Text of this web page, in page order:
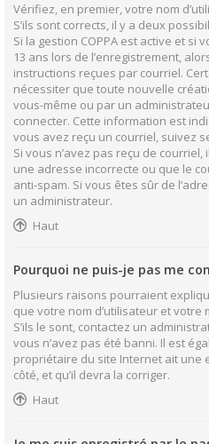
Vérifiez, en premier, votre nom
S’ils sont corrects, il y a deux
Si la gestion COPPA est active et si
13 ans lors de l’enregistrement,
instructions reçues par courriel.
nécessiter que toute nouvelle
vous-même ou par un
connecter. Cette information est
vous avez reçu un courriel, suivez
Si vous n’avez pas reçu de
une adresse incorrecte ou que le
anti-spam. Si vous êtes sûr de
un administrateur.
Haut
Pourquoi ne puis-je pas me
Plusieurs raisons pourraient
que votre nom d’utilisateur et votre
S’ils le sont, contactez un
vous n’avez pas été banni. Il est
propriétaire du site Internet ait une
côté, et qu’il devra la corriger.
Haut